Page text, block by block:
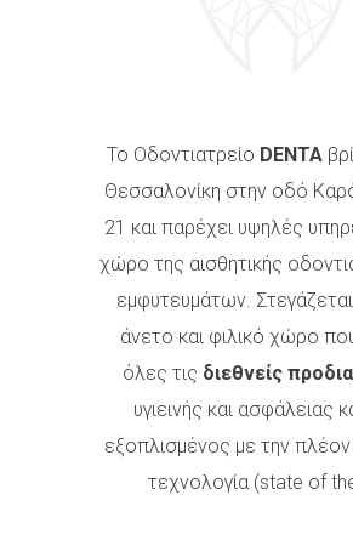
Το Οδοντιατρείο DENTA
Θεσσαλονίκη στην οδό
21 και παρέχει υψηλές
χώρο της αισθητικής
εμφυτευμάτων.
άνετο και φιλικό χώρο
όλες τις διεθνείς
υγιεινής και ασφάλειας
εξοπλισμένος με την
τεχνολογία (state of